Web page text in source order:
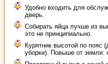
Удобно входить для
дверь.
Собирать яйца лучше из
это не принципиально.
Курятник высотой по пояс
уборки). Повыше от земли: